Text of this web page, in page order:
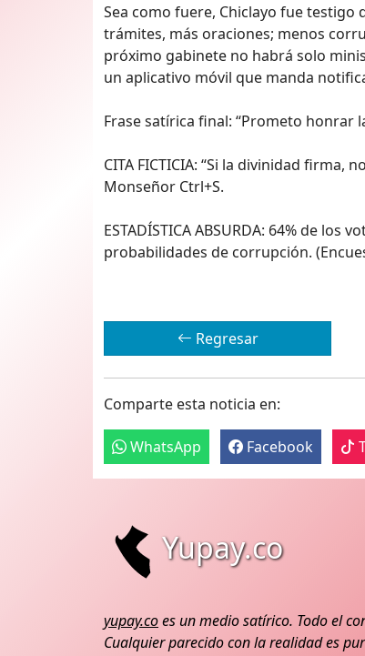
Sea como fuere, Chiclayo fue
trámites, más oraciones; menos
próximo gabinete no habrá solo
un aplicativo móvil que manda
Frase satírica final: ‘‘Prometo
CITA FICTICIA: “Si la divinidad
Monseñor Ctrl+S.
ESTADÍSTICA ABSURDA: 64% de
probabilidades de corrupción.
Regresar
Comparte esta noticia en:
WhatsApp Facebook
Yupay.co
yupay.coes un medio satírico. Todo el
Cualquier parecido con la realidad es